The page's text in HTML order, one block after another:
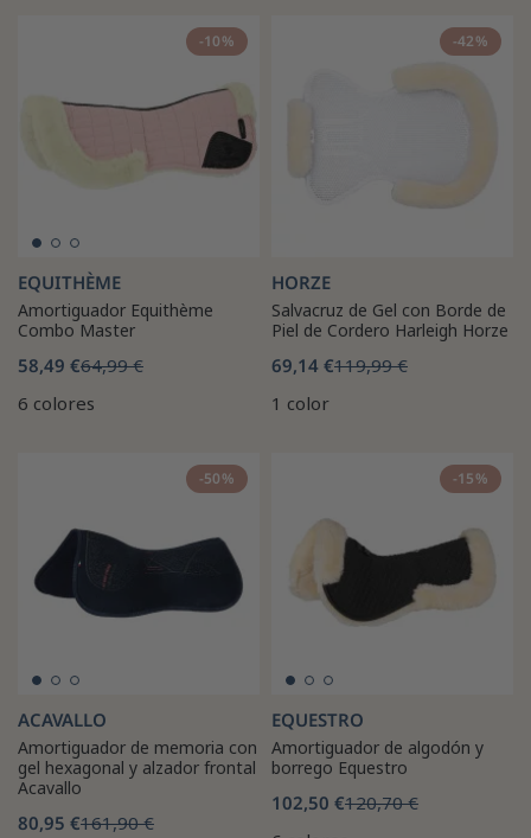
-10%
EQUITHÈME
Amortiguador Equithème
Combo Master
58,49 €64,99 €
6 colores
-42%
HORZE
Salvacruz de Gel con Borde de
Piel de Cordero Harleigh Horze
69,14 €119,99 €
1 color
-50%
ACAVALLO
Amortiguador de memoria con
gel hexagonal y alzador frontal
Acavallo
80,95 €161,90 €
-15%
EQUESTRO
Amortiguador de algodón y
borrego Equestro
102,50 €120,70 €